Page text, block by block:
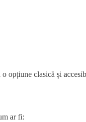
o opțiune clasică și
ar fi: